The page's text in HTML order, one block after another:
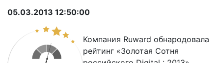
05.03.2013 12:50:00
Компания Ruward обнародовала
рейтинг «Золотая Cотня